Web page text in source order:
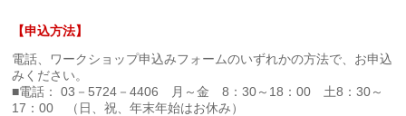
【申込方法】
電話、ワークショップ申込みフォームのいずれかの方法で、お申込
みください。
■電話： 03－5724－4406 月～金 8：30～18：00 土8：30～
17：00 （日、祝、年末年始はお休み）